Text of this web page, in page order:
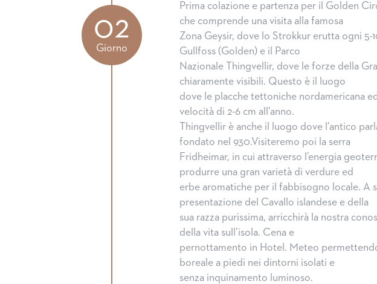
02
Giorno
Prima colazione e partenza per il Golden
che comprende una visita alla famosa
Zona Geysir, dove lo Strokkur erutta ogni 5-
Gullfoss (Golden) e il Parco
Nazionale Thingvellir, dove le forze della
chiaramente visibili. Questo è il luogo
dove le placche tettoniche nordamericana
velocità di 2-6 cm all’anno.
Thingvellir è anche il luogo dove l’antico
fondato nel 930.Visiteremo poi la serra
Fridheimar, in cui attraverso l’energia
produrre una gran varietà di verdure ed
erbe aromatiche per il fabbisogno locale. A
presentazione del Cavallo islandese e della
sua razza purissima, arricchirà la nostra
della vita sull’isola. Cena e
pernottamento in Hotel. Meteo
boreale a piedi nei dintorni isolati e
senza inquinamento luminoso.